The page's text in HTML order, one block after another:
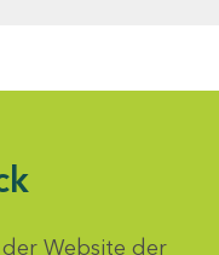
Website der